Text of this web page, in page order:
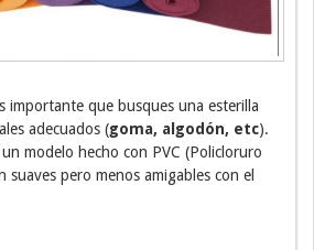
importante que busques una esterilla
adecuados (goma, algodón, etc).
modelo hecho con PVC (Policloruro
suaves pero menos amigables con el